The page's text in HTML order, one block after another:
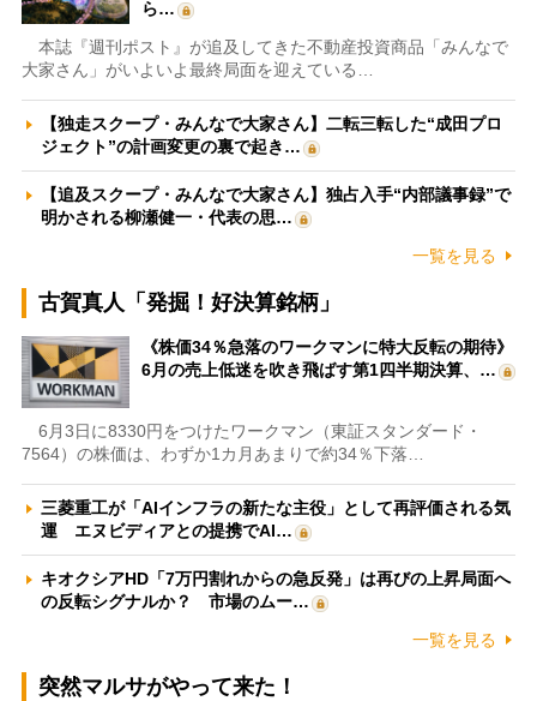
ら…
本誌『週刊ポスト』が追及してきた不動産投資商品「みんなで
大家さん」がいよいよ最終局面を迎えている…
【独走スクープ・みんなで大家さん】二転三転した“成田プロ
ジェクト”の計画変更の裏で起き…
【追及スクープ・みんなで大家さん】独占入手“内部議事録”で
明かされる柳瀬健一・代表の思…
一覧を見る
古賀真人「発掘！好決算銘柄」
《株価34％急落のワークマンに特大反転の期待》
6月の売上低迷を吹き飛ばす第1四半期決算、…
6月3日に8330円をつけたワークマン（東証スタンダード・
7564）の株価は、わずか1カ月あまりで約34％下落…
三菱重工が「AIインフラの新たな主役」として再評価される気
運 エヌビディアとの提携でAI…
キオクシアHD「7万円割れからの急反発」は再びの上昇局面へ
の反転シグナルか？ 市場のムー…
一覧を見る
突然マルサがやって来た！